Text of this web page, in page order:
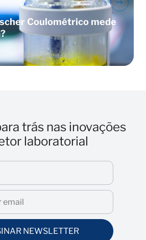
Coulométrico mede
trás nas inovações
laboratorial
NEWSLETTER